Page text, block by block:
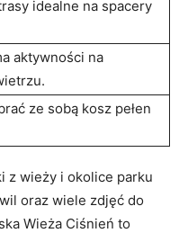
idealne na spacery
aktywności na
ze ⁢sobą‍ kosz ⁤pełen
⁤z wieży i ​okolice parku
oraz wiele zdjęć do
Wieża ⁢Ciśnień to